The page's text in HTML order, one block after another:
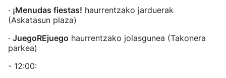
· ¡Menudas fiestas! haurrentzako jarduerak
(Askatasun plaza)
· JuegoREjuego haurrentzako jolasgunea (Takonera
parkea)
- 12:00: